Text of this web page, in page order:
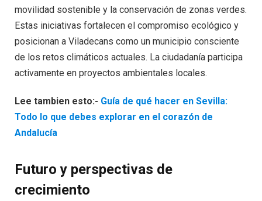
movilidad sostenible y la conservación de zonas verdes.
Estas iniciativas fortalecen el compromiso ecológico y
posicionan a Viladecans como un municipio consciente
de los retos climáticos actuales. La ciudadanía participa
activamente en proyectos ambientales locales.
Lee tambien esto:- Guía de qué hacer en Sevilla:
Todo lo que debes explorar en el corazón de
Andalucía
Futuro y perspectivas de
crecimiento